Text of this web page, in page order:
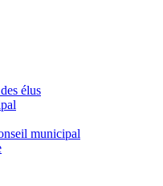
élus
municipal